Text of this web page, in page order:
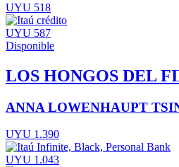
UYU 518
UYU 587
Disponible
LOS HONGOS DEL
ANNA LOWENHAUPT
UYU 1.390
UYU 1.043